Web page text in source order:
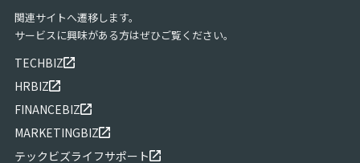
ト
リ
ー
ン
ス
成
関連サイトへ遷移します。
サービスに興味がある方はぜひご覧ください。
TECHBIZ
HRBIZ
FINANCEBIZ
MARKETINGBIZ
テックビズライフサポート